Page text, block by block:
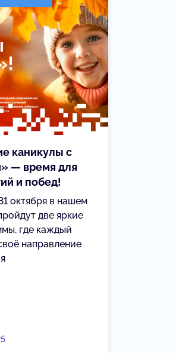
каникулы с
— время для
и побед!
октября в нашем
две яркие
где каждый
направление